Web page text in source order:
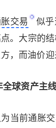
交易
似
。大宗的
，而油价
球资产主
当前通胀